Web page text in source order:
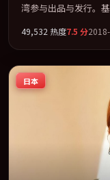
湾参与出品与发行。
片以「科幻」类型为
2018-09-19 在内地院
碑稳健，适合喜欢强
49,532 热度7.5 分
日本